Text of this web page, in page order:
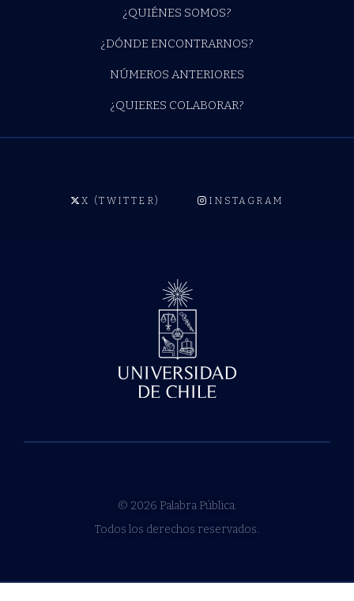
¿QUIÉNES SOMOS?
¿DÓNDE ENCONTRARNOS?
NÚMEROS ANTERIORES
¿QUIERES COLABORAR?
X (TWITTER) INSTAGRAM
© 2026 Palabra Pública.
Todos los derechos reservados.